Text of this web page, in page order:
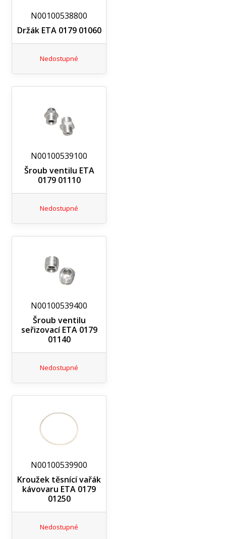
N00100538800
Držák ETA 0179 01060
Nedostupné
N00100539100
Šroub ventilu ETA
0179 01110
Nedostupné
N00100539400
Šroub ventilu
seřizovací ETA 0179
01140
Nedostupné
N00100539900
Kroužek těsnící vařák
kávovaru ETA 0179
01250
Nedostupné